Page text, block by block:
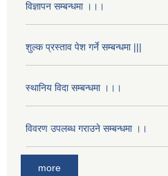
विज्ञापन सम्बन्धमा ।।।
शुल्क प्रस्ताव पेश गर्ने सम्बन्धमा |||
स्थानिय विदा सम्बन्धमा ।।।
विवरण उपलब्ध गराउने सम्बन्धमा ।।
more